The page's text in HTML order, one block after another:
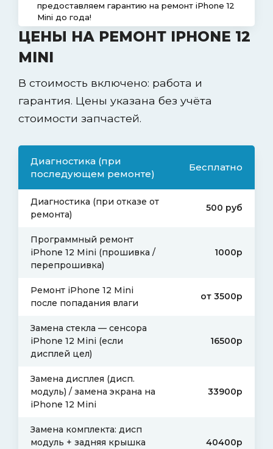
предоставляем гарантию на ремонт iPhone 12
Mini до года!
ЦЕНЫ НА РЕМОНТ IPHONE 12
MINI
В стоимость включено: работа и
гарантия. Цены указана без учёта
стоимости запчастей.
Диагностика (при
последующем ремонте)
Бесплатно
Диагностика (при отказе от
ремонта)
500 руб
Программный ремонт
iPhone 12 Mini (прошивка /
перепрошивка)
1000р
Ремонт iPhone 12 Mini
после попадания влаги
от 3500р
Замена стекла — сенсора
iPhone 12 Mini (если
дисплей цел)
16500р
Замена дисплея (дисп.
модуль) / замена экрана на
iPhone 12 Mini
33900р
Замена комплекта: дисп
модуль + задняя крышка
40400р